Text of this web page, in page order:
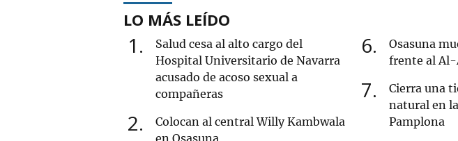
LO MÁS LEÍDO
1
Salud cesa al alto cargo del
Hospital Universitario de Navarra
acusado de acoso sexual a
compañeras
2
Colocan al central Willy Kambwala
en Osasuna
6
Osasuna
frente al Al-
7
Cierra una
natural en
Pamplona